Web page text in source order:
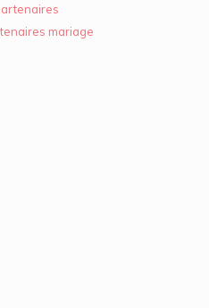
mariage